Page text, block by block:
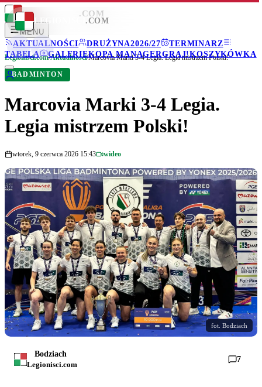
LEGIONISCI .COM
MENU
AKTUALNOŚCI
DRUŻYNA2026/27
TERMINARZ
TABELA
GALERIEKOPA MANAGERGRAJ!KOSZYKÓWKA
LEGIONISCI .COM
Legionisci.com/Aktualności/Marcovia Marki 3-4 Legia. Legia mistrzem Polski!
BADMINTON
Marcovia Marki 3-4 Legia.
Legia mistrzem Polski!
wtorek, 9 czerwca 2026 15:43 wideo
fot. Bodziach
Bodziach
Legionisci.com
7